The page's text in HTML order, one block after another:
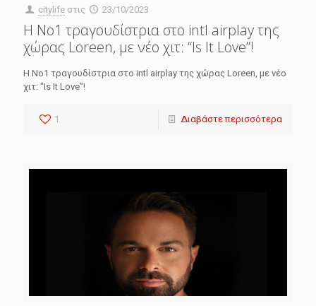
citylife στις 23/10/2023
Η Νο1 τραγουδίστρια στο intl airplay της
χώρας Loreen, με νέο χιτ: “Is It Love”!
Η Νο1 τραγουδίστρια στο intl airplay της χώρας Loreen, με νέο
χιτ: "Is It Love"!
1 Διαβάστε περισσότερα